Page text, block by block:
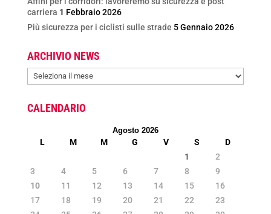
carriera 1 Febbraio 2026
Più sicurezza per i ciclisti sulle strade 5 Gennaio 2026
ARCHIVIO NEWS
ARCHIVIO
NEWS
CALENDARIO
Agosto 2026
L M M G V S
D
1
2
3
4 5 6 7 8
9
10
11 12 13 14 15
16
17
18 19 20 21 22
23